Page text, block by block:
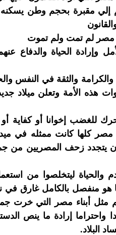
إلي مقبرة بحجم وطن
مصر لم تمت ولم تموت
وإرادة الحياة والدفاع
والكرامة والثقة في
هذه الأمة وتعلن ميلاد
للغضب إخوانا أو
كلها كانت ممثله في
أن يتجدد زحف المصريين من
والحياة ليتخلصوا من
هو منفصل بالكامل غارق
أبناء مصر التي خرت
واحتراما إرادة ما ينص
البلاد.